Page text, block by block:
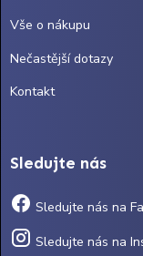
Vše o nákupu
Nečastější dotazy
Kontakt
Sledujte nás
Sledujte nás na
Sledujte nás na